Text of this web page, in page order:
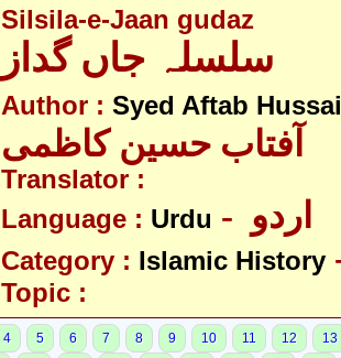
Silsila-e-Jaan gudaz
Author : Syed Aftab
آفتاب حسین کاظمی
Translator :
Language : Urdu
Category : Islamic History
Topic :
4 5 6 7 8 9 10 11 12
13